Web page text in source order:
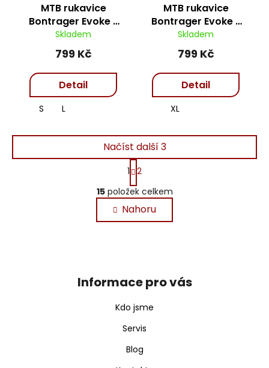
MTB rukavice
Bontrager Evoke -
red
Skladem
799 Kč
Detail
S L
MTB rukavice
Bontrager Evoke -
Teal
Skladem
799 Kč
Detail
XL
O
v
l
á
í
p
r
v
k
v
Načíst další 3
S
t
r
á
n
k
í
1
2
15položek celkem
Nahoru
Informace pro vás
Kdo jsme
Servis
Blog